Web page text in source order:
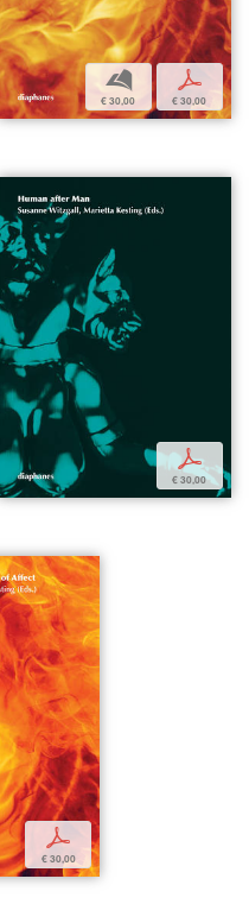
b
€ 30,00
p
€ 30,00
p
€ 30,00
p
€ 30,00